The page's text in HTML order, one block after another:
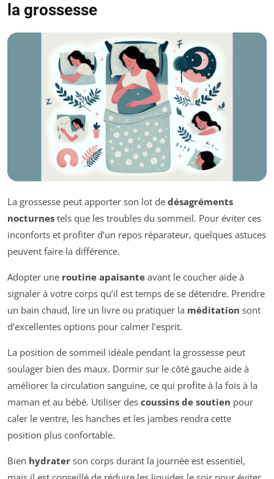
la grossesse
La grossesse peut apporter son lot de désagréments
nocturnes tels que les troubles du sommeil. Pour éviter ces
inconforts et profiter d’un repos réparateur, quelques astuces
peuvent faire la différence.
Adopter une routine apaisante avant le coucher aide à
signaler à votre corps qu’il est temps de se détendre. Prendre
un bain chaud, lire un livre ou pratiquer la méditation sont
d’excellentes options pour calmer l’esprit.
La position de sommeil idéale pendant la grossesse peut
soulager bien des maux. Dormir sur le côté gauche aide à
améliorer la circulation sanguine, ce qui profite à la fois à la
maman et au bébé. Utiliser des coussins de soutien pour
caler le ventre, les hanches et les jambes rendra cette
position plus confortable.
Bien hydrater son corps durant la journée est essentiel,